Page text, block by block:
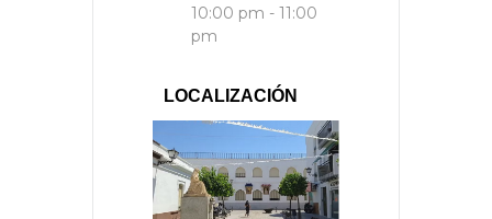
10:00 pm - 11:00
pm
LOCALIZACIÓN